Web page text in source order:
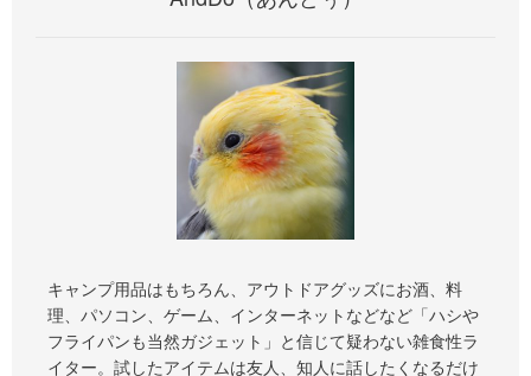
キャンプ用品はもちろん、アウトドアグッズにお酒、料
理、パソコン、ゲーム、インターネットなどなど「ハシや
フライパンも当然ガジェット」と信じて疑わない雑食性ラ
イター。試したアイテムは友人、知人に話したくなるだけ